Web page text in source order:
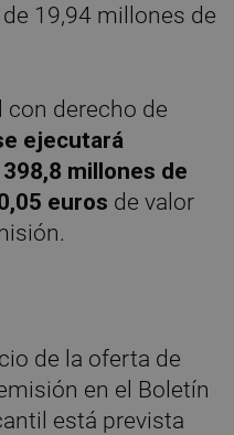
19,94 millones de
con derecho de
ejecutará
millones de
euros de valor
de la oferta de
en el Boletín
está prevista